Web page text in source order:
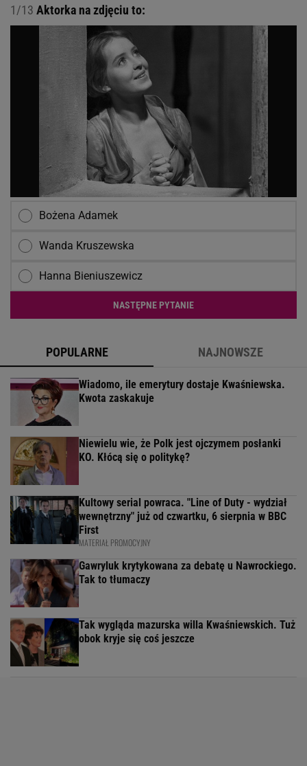
1/13 Aktorka na zdjęciu to:
Bożena Adamek
Wanda Kruszewska
Hanna Bieniuszewicz
NASTĘPNE PYTANIE
POPULARNE NAJNOWSZE
Wiadomo, ile emerytury dostaje Kwaśniewska.
Kwota zaskakuje
Niewielu wie, że Polk jest ojczymem posłanki
KO. Kłócą się o politykę?
Kultowy serial powraca. "Line of Duty - wydział
wewnętrzny" już od czwartku, 6 sierpnia w BBC
First
MATERIAŁ PROMOCYJNY
Gawryluk krytykowana za debatę u Nawrockiego.
Tak to tłumaczy
Tak wygląda mazurska willa Kwaśniewskich. Tuż
obok kryje się coś jeszcze